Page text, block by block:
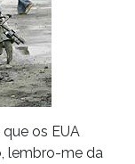
os EUA
lembro-me da